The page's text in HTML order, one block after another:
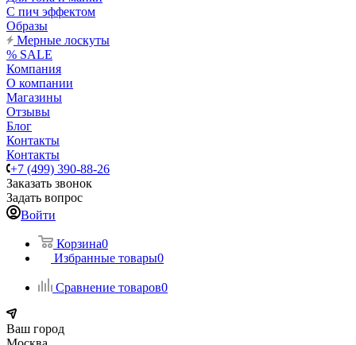
С пич эффектом
Образы
Мерные лоскуты
% SALE
Компания
О компании
Магазины
Отзывы
Блог
Контакты
Контакты
+7 (499) 390-88-26
Заказать звонок
Задать вопрос
Войти
Корзина0
Избранные товары0
Сравнение товаров0
Ваш город